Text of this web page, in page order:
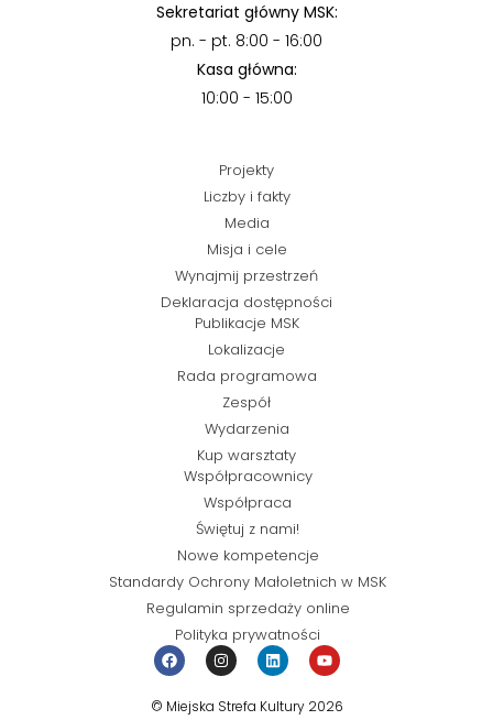
Sekretariat główny MSK:
pn. - pt. 8:00 - 16:00
Kasa główna:
10:00 - 15:00
Projekty
Liczby i fakty
Media
Misja i cele
Wynajmij przestrzeń
Deklaracja dostępności
Publikacje MSK
Lokalizacje
Rada programowa
Zespół
Wydarzenia
Kup warsztaty
Współpracownicy
Współpraca
Świętuj z nami!
Nowe kompetencje
Standardy Ochrony Małoletnich w MSK
Regulamin sprzedaży online
Polityka prywatności
© Miejska Strefa Kultury 2026